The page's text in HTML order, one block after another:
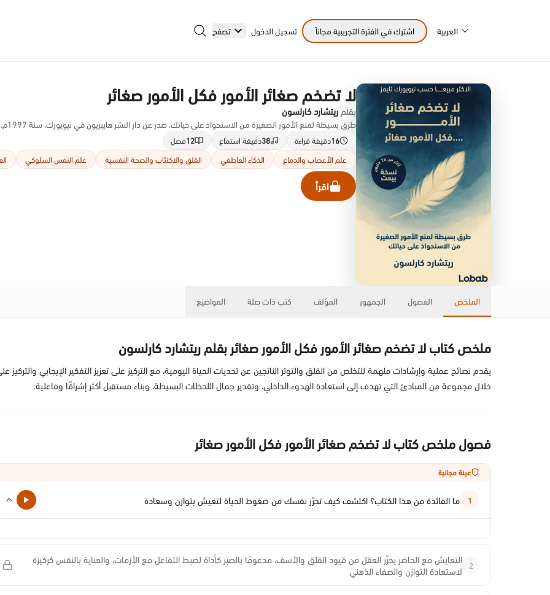
تصفح تسجيل الدخول اشترك في الفترة التجريبية مجاناً العربية
لا تضخم صغائر الأمور فكل الأمور صغائر
بقلم ريتشارد كارلسون
طرق بسيطة لمنع الأمور الصغيرة من الاستحواذ على حياتك، صدر عن دار النشر هايبريون في نيويورك، سنة 1997م.
16دقيقة قراءة 38دقيقة استماع 12فصل
علم الأعصاب والدماغ
الذكاء العاطفي القلق والاكتئاب والصحة النفسية علم النفس السلوكي
اقرأ
الملخص الفصول الجمهور المؤلف كتب ذات صلة المواضيع
ملخص كتاب لا تضخم صغائر الأمور فكل الأمور صغائر بقلم ريتشارد كارلسون
يقدم نصائح عملية وإرشادات ملهمة للتخلص من القلق والتوتر الناتجين عن تحديات الحياة اليومية، مع التركيز على تعزيز التفكير الإيجابي
خلال مجموعة من المبادئ التي تهدف إلى استعادة الهدوء الداخلي، وتقدير جمال اللحظات البسيطة، وبناء مستقبل أكثر إشراقًا وفاعلية.
فصول ملخص كتاب لا تضخم صغائر الأمور فكل الأمور صغائر
عينة مجانية
1 ما الفائدة من هذا الكتاب؟ اكتشف كيف تحرّر نفسك من ضغوط الحياة لتعيش بتوازن وسعادة
2 التعايش مع الحاضر يحرّر العقل من قيود القلق والأسف، مدعومًا بالصبر كأداة لضبط التفاعل مع الأزمات، والعناية بالنفس كركيزة
لاستعادة التوازن والصفاء الذهني